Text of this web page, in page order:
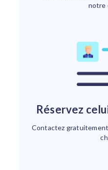
notre
Réservez
Contactez